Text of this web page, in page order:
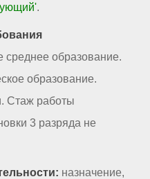
.
образование.
образование.
Стаж работы
3 разряда не
назначение,